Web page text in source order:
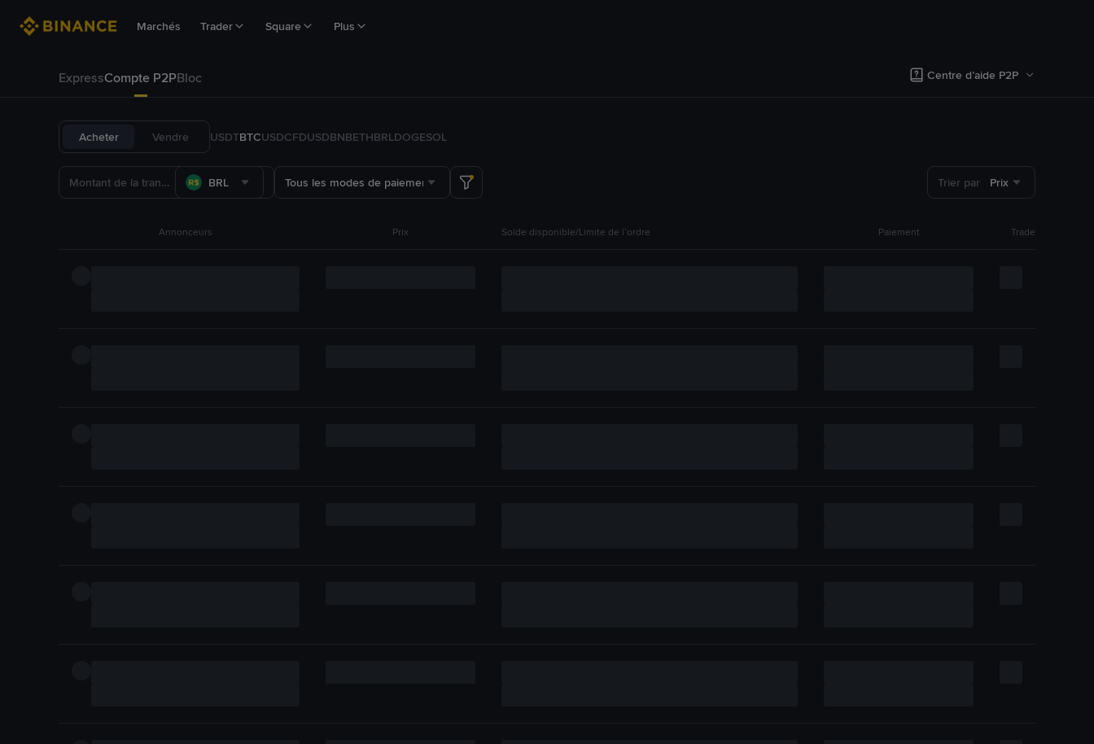
Marchés Trader Square Plus
ExpressCompte P2PBloc Centre d’aide P2P
Acheter Vendre USDTBTCUSDCFDUSDBNBETHBRLDOGESOL
BRL Tous les modes de paiement Trier par Prix
Annonceurs Prix Solde disponible/Limite de l’ordre Paiement Trade